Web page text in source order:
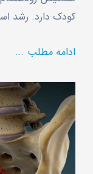
کودک دارد. رشد
ادامه مطلب ...